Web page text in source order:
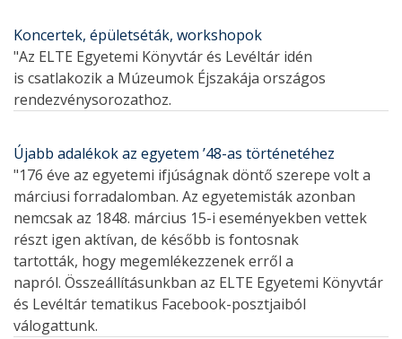
Koncertek, épületséták, workshopok
"Az ELTE Egyetemi Könyvtár és Levéltár idén
is csatlakozik a Múzeumok Éjszakája országos
rendezvénysorozathoz.
Újabb adalékok az egyetem ’48-as történetéhez
"176 éve az egyetemi ifjúságnak döntő szerepe volt a
márciusi forradalomban. Az egyetemisták azonban
nemcsak az 1848. március 15-i eseményekben vettek
részt igen aktívan, de később is fontosnak
tartották, hogy megemlékezzenek erről a
napról. Összeállításunkban az ELTE Egyetemi Könyvtár
és Levéltár tematikus Facebook-posztjaiból
válogattunk.